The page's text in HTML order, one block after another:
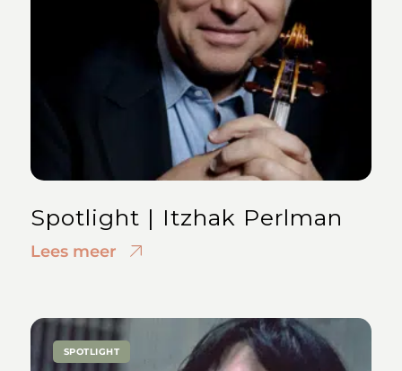
Spotlight | Itzhak Perlman
Lees meer
SPOTLIGHT